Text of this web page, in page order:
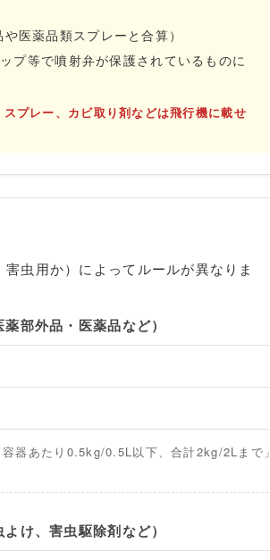
医薬品類スプレーと合算）
プ等で噴射弁が保護されているものに
プレー、カビ取り剤などは飛行機に載せ
虫用か）によってルールが異なりま
部外品・医薬品など）
器あたり0.5kg/0.5L以下、合計2kg/2Lまで」
け、害虫駆除剤など）